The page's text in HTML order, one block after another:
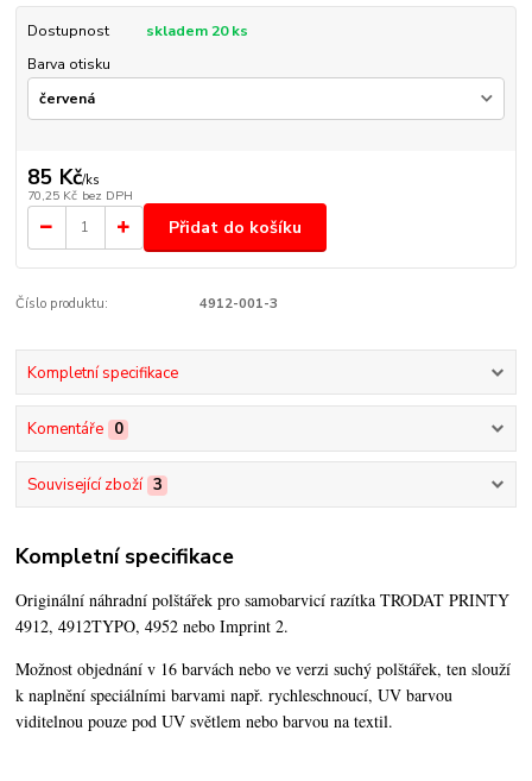
Dostupnost
skladem 20 ks
Barva otisku
85 Kč/ks
70,25 Kč bez DPH
Přidat do košíku
Číslo produktu: 4912-001-3
Kompletní specifikace
Komentáře 0
Související zboží 3
Kompletní specifikace
Originální náhradní polštářek pro samobarvicí razítka TRODAT PRINTY
4912, 4912TYPO, 4952 nebo Imprint 2.
Možnost objednání v 16 barvách nebo ve verzi suchý polštářek,ten slouží
k naplnění speciálními barvami např. rychleschnoucí, UV barvou
viditelnou pouze pod UV světlem nebo barvou na textil.